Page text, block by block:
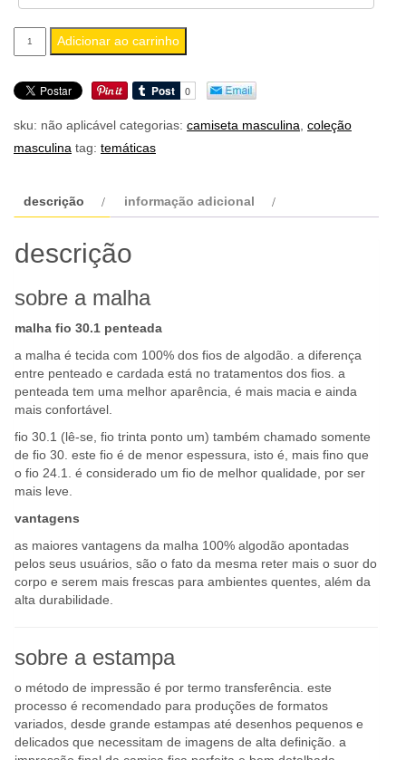
camiseta
masculina
rock
new
york
Adicionar ao carrinho
sku: não aplicável categorias: camiseta masculina coleção
masculina tag: temáticas
descrição informação adicional
descrição
sobre a malha
malha fio 30.1 penteada
a malha é tecida com 100% dos fios de algodão. a diferença
entre penteado e cardada está no tratamentos dos fios. a
penteada tem uma melhor aparência, é mais macia e ainda
mais confortável.
fio 30.1 (lê-se, fio trinta ponto um) também chamado somente
de fio 30. este fio é de menor espessura, isto é, mais fino que
o fio 24.1. é considerado um fio de melhor qualidade, por ser
mais leve.
vantagens
as maiores vantagens da malha 100% algodão apontadas
pelos seus usuários, são o fato da mesma reter mais o suor do
corpo e serem mais frescas para ambientes quentes, além da
alta durabilidade.
sobre a estampa
o método de impressão é por termo transferência. este
processo é recomendado para produções de formatos
variados, desde grande estampas até desenhos pequenos e
delicados que necessitam de imagens de alta definição. a